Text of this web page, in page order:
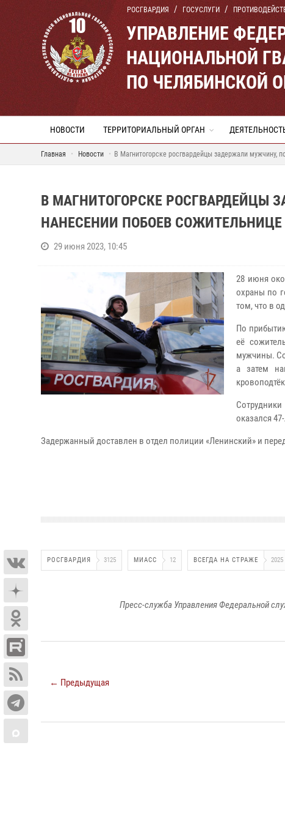
РОСГВАРДИЯ ГОСУСЛУГИ
УПРАВЛЕНИЕ
НАЦИОНАЛЬНОЙ
ПО ЧЕЛЯБИНСКОЙ
НОВОСТИ ТЕРРИТОРИАЛЬНЫЙ ОРГАН
Главная Новости В Магнитогорске росгвардейцы задержали мужчину,
В МАГНИТОГОРСКЕ РОСГВАРДЕЙЦЫ
НАНЕСЕНИИ ПОБОЕВ СОЖИТЕЛЬНИЦЕ
29 июня 2023, 10:45
28 июня
охраны по
том, что в
По
её
мужчины.
а затем
оказался
Задержанный доставлен в отдел полиции «Ленинский» и
РОСГВАРДИЯ 3125 МИАСС 12 ВСЕГДА НА СТРАЖЕ 2025
Пресс-служба Управления Федеральной
← Предыдущая